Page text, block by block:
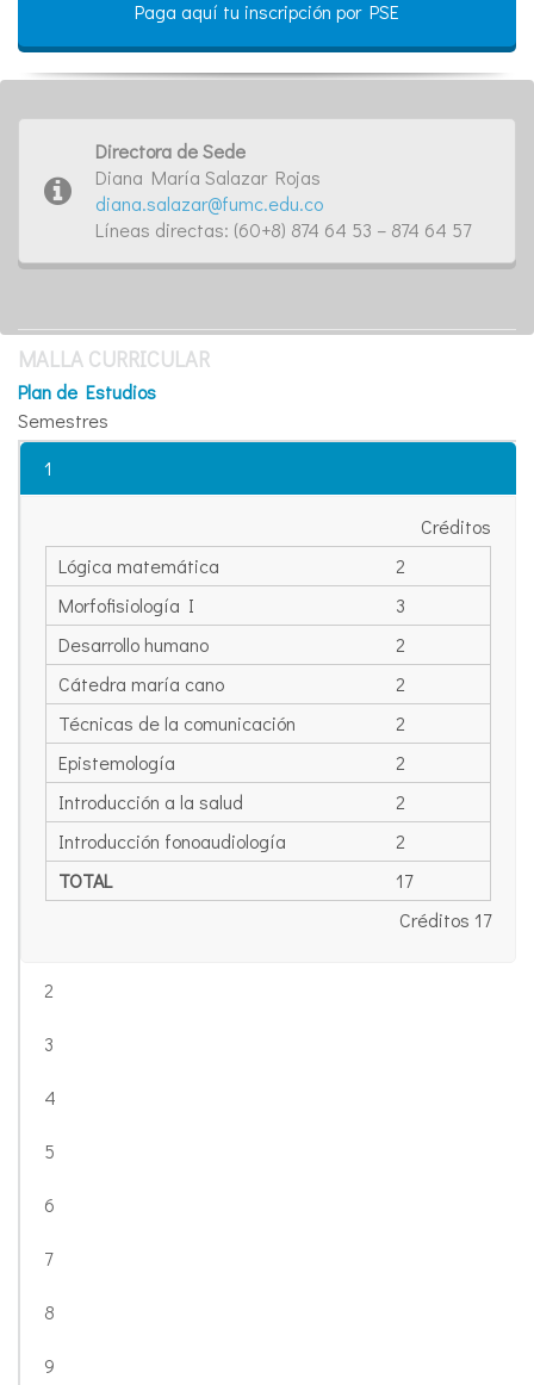
Paga aquí tu inscripción por PSE
Directora de Sede
Diana María Salazar Rojas
diana.salazar@fumc.edu.co
Líneas directas: (60+8) 874 64 53 – 874 64 57
MALLA CURRICULAR
Plan de Estudios
Semestres
1
Créditos
Lógica matemática
2
Morfofisiología I
3
Desarrollo humano
2
Cátedra maría cano
2
Técnicas de la comunicación
2
Epistemología
2
Introducción a la salud
2
Introducción fonoaudiología
2
TOTAL
17
Créditos 17
2
3
4
5
6
7
8
9